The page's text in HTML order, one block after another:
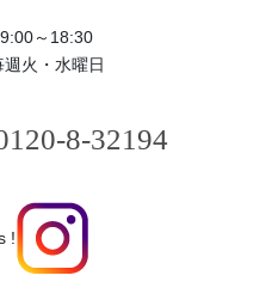
9:00～18:30
週火・水曜日
8-32194
!